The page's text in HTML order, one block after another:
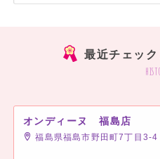
最近チェッ
オンディーヌ 福島店
福島県福島市野田町7丁目3-4